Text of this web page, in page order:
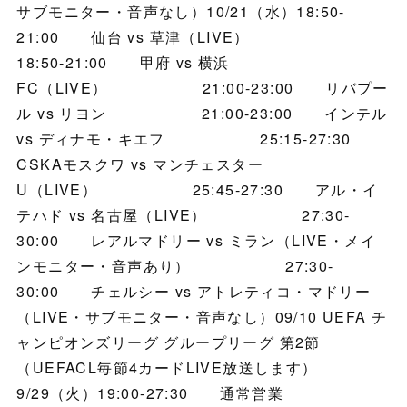
サブモニター・音声なし）10/21（水）18:50-
21:00 仙台 vs 草津（LIVE）
18:50-21:00 甲府 vs 横浜
FC（LIVE） 21:00-23:00 リバプー
ル vs リヨン 21:00-23:00 インテル
vs ディナモ・キエフ 25:15-27:30
CSKAモスクワ vs マンチェスター
U（LIVE） 25:45-27:30 アル・イ
テハド vs 名古屋（LIVE） 27:30-
30:00 レアルマドリー vs ミラン（LIVE・メイ
ンモニター・音声あり） 27:30-
30:00 チェルシー vs アトレティコ・マドリー
（LIVE・サブモニター・音声なし）09/10 UEFA チ
ャンピオンズリーグ グループリーグ 第2節
（UEFACL毎節4カードLIVE放送します）
9/29（火）19:00-27:30 通常営業